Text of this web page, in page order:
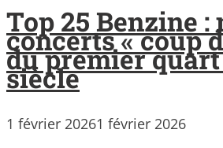
Top 25 Benzine :
concerts « coup
du premier
siècle
1 février 20261 février 2026